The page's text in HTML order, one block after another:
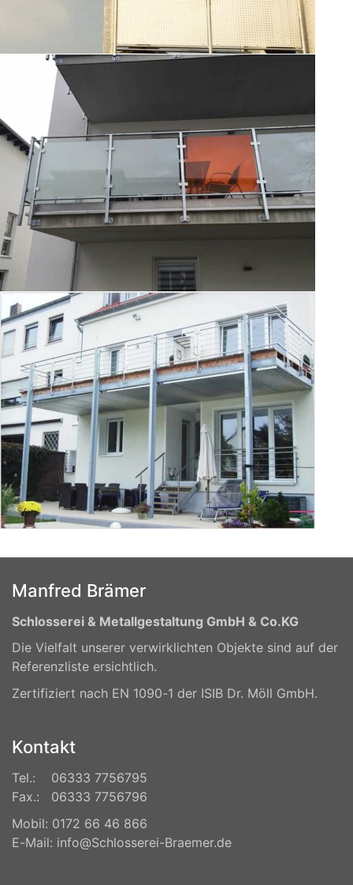
Manfred Brämer
Schlosserei & Metallgestaltung GmbH & Co.KG
Die Vielfalt unserer verwirklichten Objekte sind auf der
Referenzliste ersichtlich.
Zertifiziert nach EN 1090-1 der ISIB Dr. Möll GmbH.
Kontakt
Tel.: 06333 7756795
Fax.: 06333 7756796
Mobil: 0172 66 46 866
E-Mail: info@Schlosserei-Braemer.de